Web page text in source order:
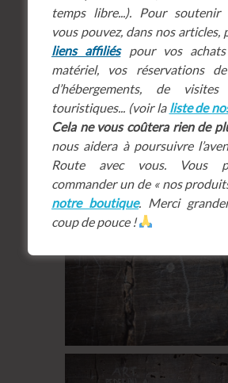
temps libre...). Pour
vous pouvez, dans nos articles,
liens affiliéspour vos
matériel, vos réservations
d’hébergements, de
touristiques... (voir la liste de
Cela ne vous coûtera rien de
nous aidera à poursuivre
Route avec vous. Vous
commander un de « nos
notre boutique. Merci
coup de pouce !